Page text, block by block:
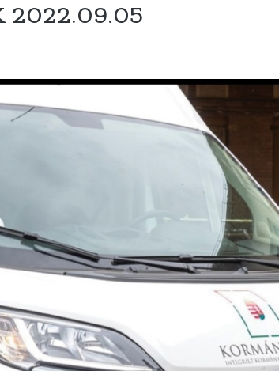
2022.09.05